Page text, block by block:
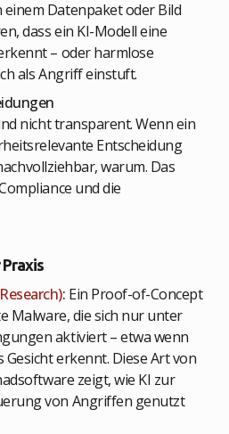
Datenpaket oder Bild
dass ein KI-Modell eine
– oder harmlose
als Angriff einstuft.
nicht transparent. Wenn ein
Entscheidung
warum. Das
und die
: Ein Proof-of-Concept
Malware, die sich nur unter
aktiviert – etwa wenn
Gesicht erkennt. Diese Art von
zeigt, wie KI zur
von Angriffen genutzt